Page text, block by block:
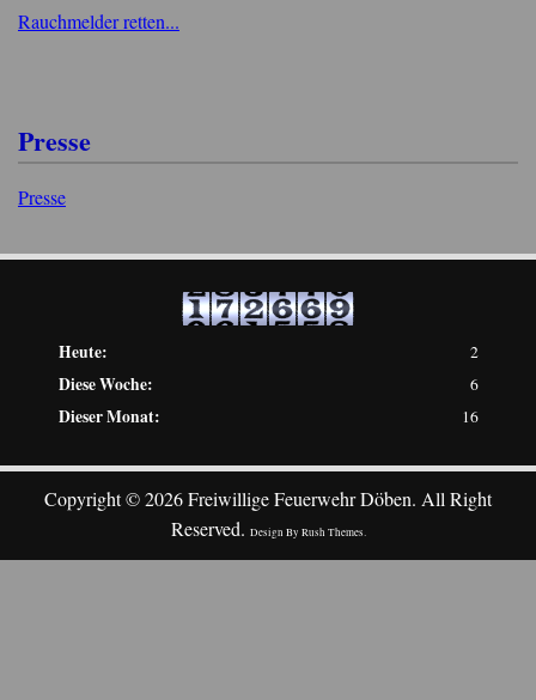
Rauchmelder retten...
Presse
Presse
Heute: 2
Diese Woche: 6
Dieser Monat: 16
Copyright © 2026 Freiwillige Feuerwehr Döben. All Right
Reserved. Design By Rush Themes.